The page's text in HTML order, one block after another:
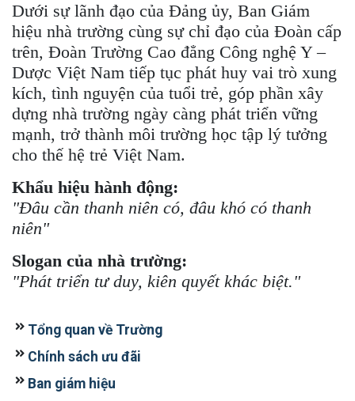
Dưới sự lãnh đạo của Đảng ủy, Ban Giám
hiệu nhà trường cùng sự chỉ đạo của Đoàn cấp
trên, Đoàn Trường Cao đẳng Công nghệ Y –
Dược Việt Nam tiếp tục phát huy vai trò xung
kích, tình nguyện của tuổi trẻ, góp phần xây
dựng nhà trường ngày càng phát triển vững
mạnh, trở thành môi trường học tập lý tưởng
cho thế hệ trẻ Việt Nam.
Khẩu hiệu hành động:
"Đâu cần thanh niên có, đâu khó có thanh
niên"
Slogan của nhà trường:
"Phát triển tư duy, kiên quyết khác biệt."
Tổng quan về Trường
Chính sách ưu đãi
Ban giám hiệu